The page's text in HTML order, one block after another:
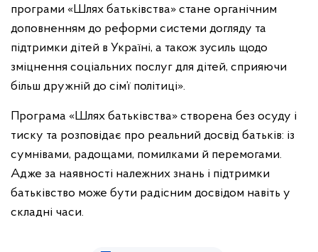
програми «Шлях батьківства» стане органічним
доповненням до реформи системи догляду та
підтримки дітей в Україні, а також зусиль щодо
зміцнення соціальних послуг для дітей, сприяючи
більш дружній до сім’ї політиці».
Програма «Шлях батьківства» створена без осуду і
тиску та розповідає про реальний досвід батьків: із
сумнівами, радощами, помилками й перемогами.
Адже за наявності належних знань і підтримки
батьківство може бути радісним досвідом навіть у
складні часи.